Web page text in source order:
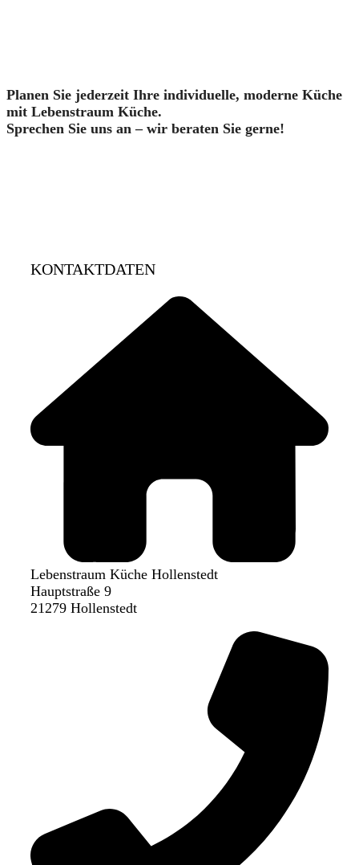
Planen Sie jederzeit Ihre individuelle, moderne Küche
mit Lebenstraum Küche.
Sprechen Sie uns an – wir beraten Sie gerne!
KONTAKTDATEN
Lebenstraum Küche Hollenstedt
Hauptstraße 9
21279 Hollenstedt